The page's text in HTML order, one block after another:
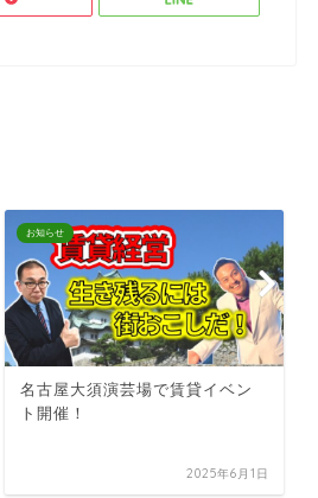
お知らせ
名古屋大須演芸場で賃貸イベン
ト開催！
2025年6月1日